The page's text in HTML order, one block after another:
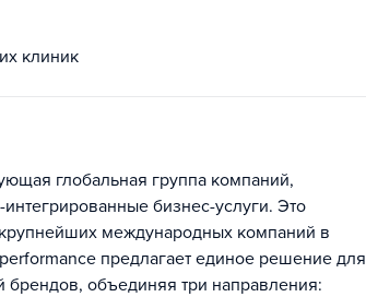
клиник
глобальная группа компаний,
бизнес-услуги. Это
крупнейших международных компаний в
предлагает единое решение для
брендов, объединяя три направления: